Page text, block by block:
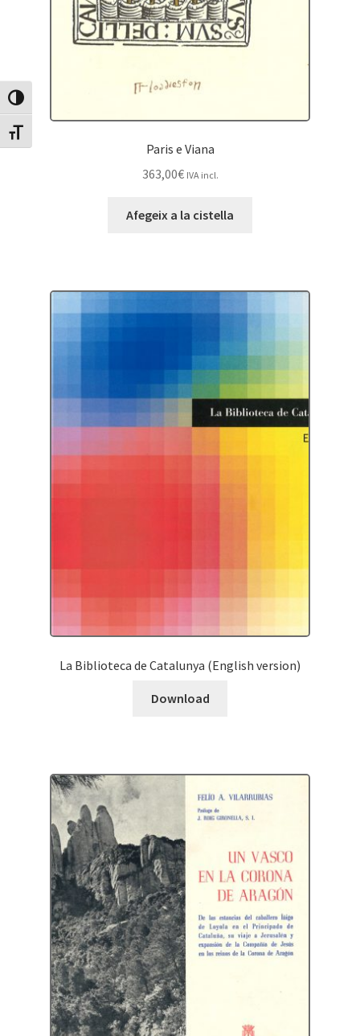
Canvia Alt Contrast
Canvia mida de lletra
Paris e Viana
363,00€ IVA incl.
Afegeix a la cistella
La Biblioteca de Catalunya (English version)
Download